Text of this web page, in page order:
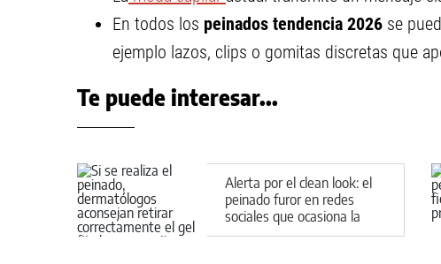
En todos los peinados tendencia 2026 se
ejemplo lazos, clips o gomitas discretas que
Te puede interesar...
Alerta por el clean look: el
peinado furor en redes
sociales que ocasiona la
caída de cabello